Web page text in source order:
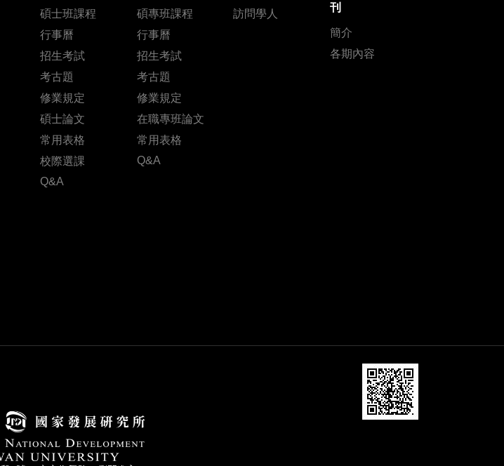
碩士班課程
行事曆
招生考試
考古題
修業規定
碩士論文
常用表格
校際選課
Q&A
碩專班課程
行事曆
招生考試
考古題
修業規定
在職專班論文
常用表格
Q&A
訪問學人
刊
簡介
各期內容